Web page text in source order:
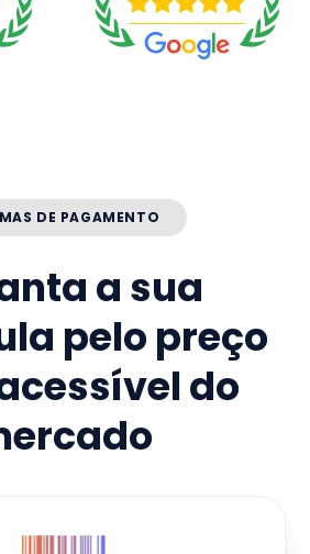
DE PAGAMENTO
a sua
pelo preço
do